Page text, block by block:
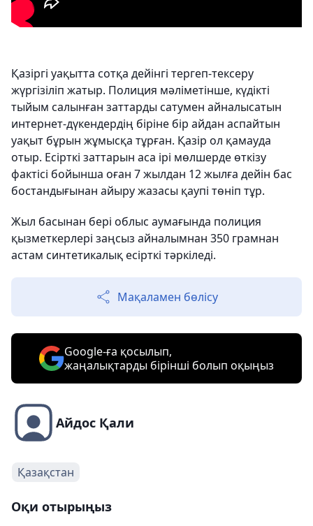
Қазіргі уақытта сотқа дейінгі тергеп-тексеру
жүргізіліп жатыр. Полиция мәліметінше, күдікті
тыйым салынған заттарды сатумен айналысатын
интернет-дүкендердің біріне бір айдан аспайтын
уақыт бұрын жұмысқа тұрған. Қазір ол қамауда
отыр. Есірткі заттарын аса ірі мөлшерде өткізу
фактісі бойынша оған 7 жылдан 12 жылға дейін бас
бостандығынан айыру жазасы қаупі төніп тұр.
Жыл басынан бері облыс аумағында полиция
қызметкерлері заңсыз айналымнан 350 грамнан
астам синтетикалық есірткі тәркіледі.
Мақаламен бөлісу
Google-ға қосылып,
жаңалықтарды бірінші болып оқыңыз
Айдос Қали
Қазақстан
Оқи отырыңыз